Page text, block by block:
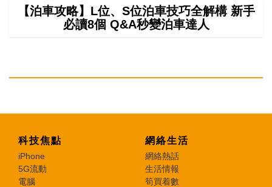
【泊車攻略】L位、S位泊車技巧全解構 新手
必讀8個 Q&A秒變泊車達人
科技焦點
iPhone
5G流動
電腦
網絡生活
網絡熱話
生活情報
筍買着數